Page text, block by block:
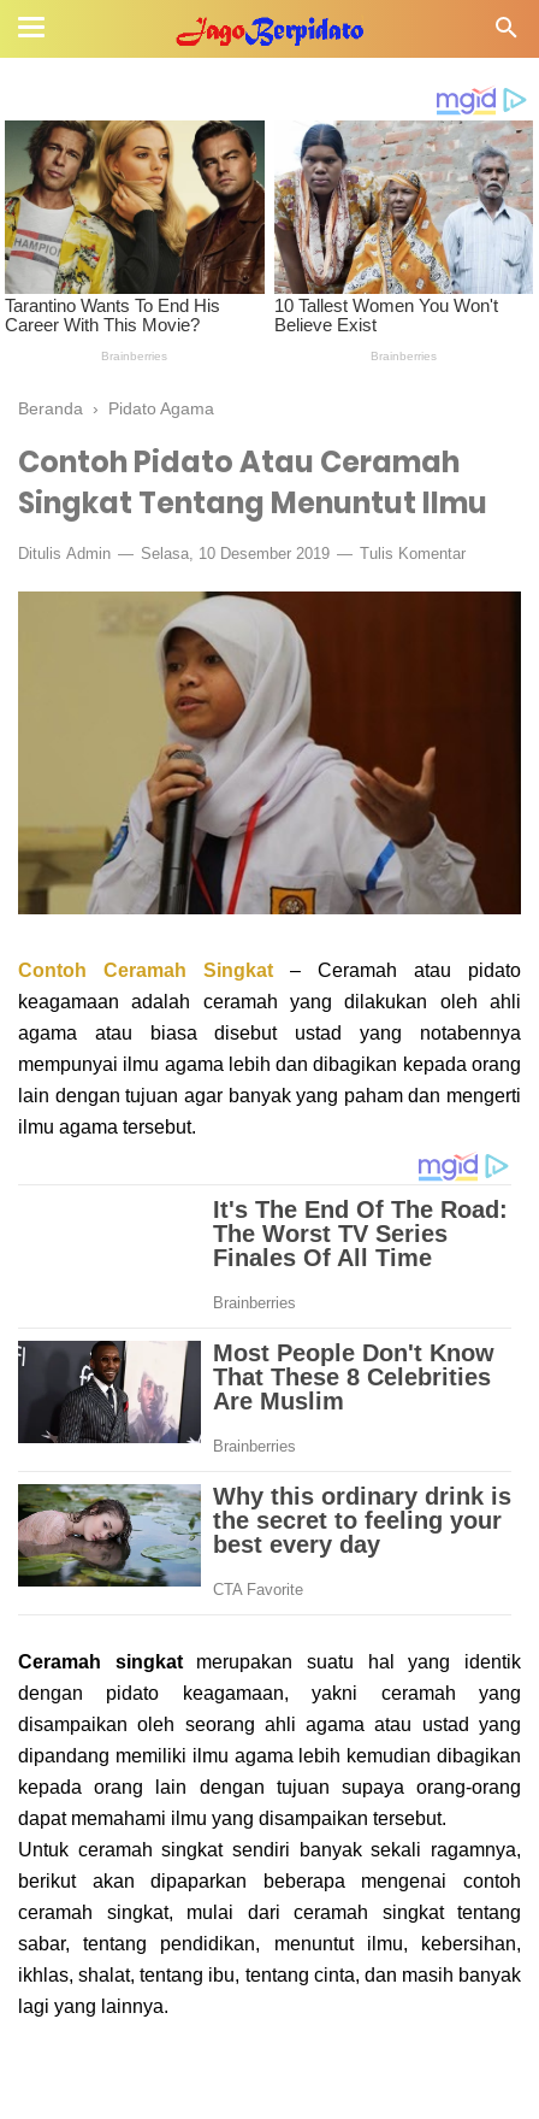
Beranda › Pidato Agama
Contoh Pidato Atau Ceramah
Singkat Tentang Menuntut Ilmu
Ditulis Admin Selasa, 10 Desember 2019 Tulis Komentar
Contoh Ceramah Singkat – Ceramah atau pidato
keagamaan adalah ceramah yang dilakukan oleh ahli
agama atau biasa disebut ustad yang notabennya
mempunyai ilmu agama lebih dan dibagikan kepada orang
lain dengan tujuan agar banyak yang paham dan mengerti
ilmu agama tersebut.
Ceramah singkatmerupakan suatu hal yang identik
dengan pidato keagamaan, yakni ceramah yang
disampaikan oleh seorang ahli agama atau ustad yang
dipandang memiliki ilmu agama lebih kemudian dibagikan
kepada orang lain dengan tujuan supaya orang-orang
dapat memahami ilmu yang disampaikan tersebut.
Untuk ceramah singkat sendiri banyak sekali ragamnya,
berikut akan dipaparkan beberapa mengenai contoh
ceramah singkat, mulai dari ceramah singkat tentang
sabar, tentang pendidikan, menuntut ilmu, kebersihan,
ikhlas, shalat, tentang ibu, tentang cinta, dan masih banyak
lagi yang lainnya.